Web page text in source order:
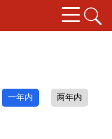
一年内 两年内